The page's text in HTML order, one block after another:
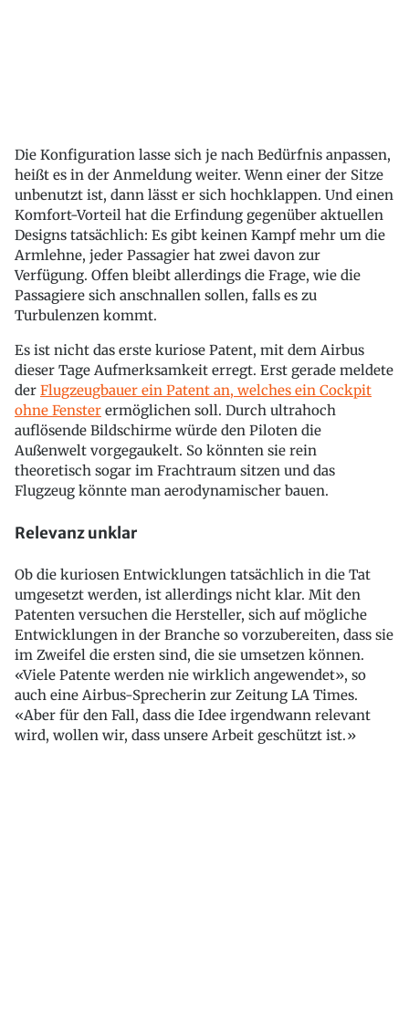
Die Konfiguration lasse sich je nach Bedürfnis anpassen,
heißt es in der Anmeldung weiter. Wenn einer der Sitze
unbenutzt ist, dann lässt er sich hochklappen. Und einen
Komfort-Vorteil hat die Erfindung gegenüber aktuellen
Designs tatsächlich: Es gibt keinen Kampf mehr um die
Armlehne, jeder Passagier hat zwei davon zur
Verfügung. Offen bleibt allerdings die Frage, wie die
Passagiere sich anschnallen sollen, falls es zu
Turbulenzen kommt.
Es ist nicht das erste kuriose Patent, mit dem Airbus
dieser Tage Aufmerksamkeit erregt. Erst gerade meldete
der Flugzeugbauer ein Patent an, welches ein Cockpit
ohne Fenster ermöglichen soll. Durch ultrahoch
auflösende Bildschirme würde den Piloten die
Außenwelt vorgegaukelt. So könnten sie rein
theoretisch sogar im Frachtraum sitzen und das
Flugzeug könnte man aerodynamischer bauen.
Relevanz unklar
Ob die kuriosen Entwicklungen tatsächlich in die Tat
umgesetzt werden, ist allerdings nicht klar. Mit den
Patenten versuchen die Hersteller, sich auf mögliche
Entwicklungen in der Branche so vorzubereiten, dass sie
im Zweifel die ersten sind, die sie umsetzen können.
«Viele Patente werden nie wirklich angewendet», so
auch eine Airbus-Sprecherin zur Zeitung LA Times.
«Aber für den Fall, dass die Idee irgendwann relevant
wird, wollen wir, dass unsere Arbeit geschützt ist.»